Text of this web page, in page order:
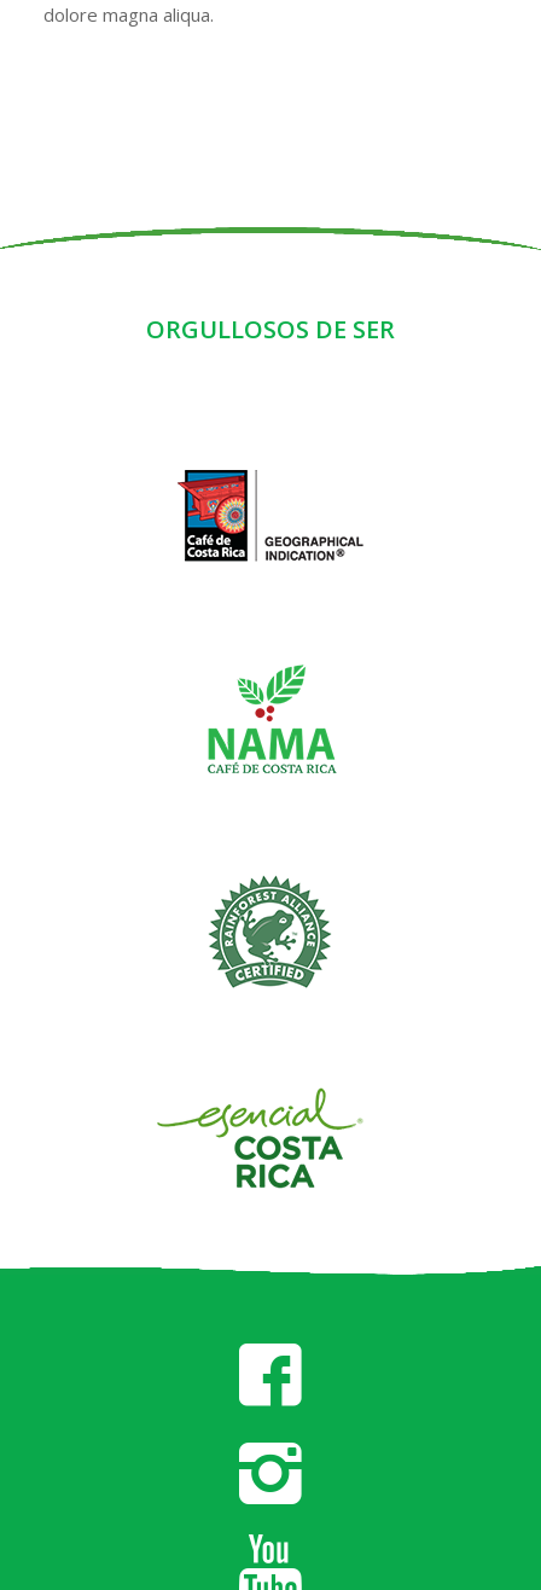
dolore magna aliqua.
ORGULLOSOS DE SER